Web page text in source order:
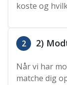
koste og
2 2)
Når vi har
matche dig